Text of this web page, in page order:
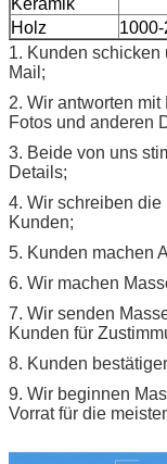
Holz
1. Kunden schicken
Mail;
2. Wir antworten mit
Fotos und anderen
3. Beide von uns
Details;
4. Wir schreiben
Kunden;
5. Kunden machen
6. Wir machen
7. Wir senden
Kunden für
8. Kunden
9. Wir beginnen
Vorrat für die